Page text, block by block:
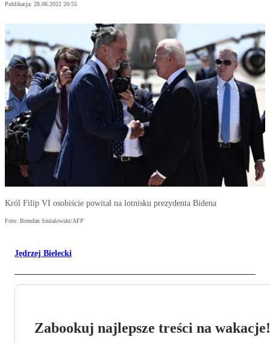
Publikacja: 28.06.2022 20:55
Król Filip VI osobiście powitał na lotnisku prezydenta Bidena
Foto: Brendan Smialowski/AFP
Jędrzej Bielecki
Zabookuj najlepsze treści na wakacje!